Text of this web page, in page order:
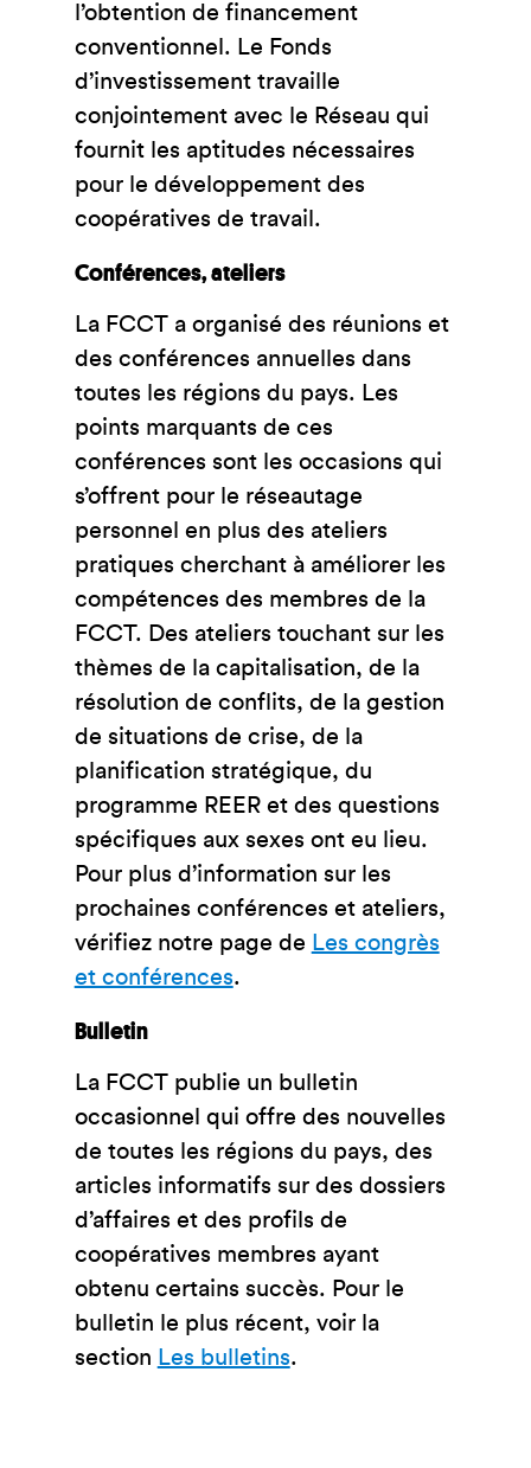
l’obtention de financement
conventionnel. Le Fonds
d’investissement travaille
conjointement avec le Réseau qui
fournit les aptitudes nécessaires
pour le développement des
coopératives de travail.
Conférences, ateliers
La FCCT a organisé des réunions et
des conférences annuelles dans
toutes les régions du pays. Les
points marquants de ces
conférences sont les occasions qui
s’offrent pour le réseautage
personnel en plus des ateliers
pratiques cherchant à améliorer les
compétences des membres de la
FCCT. Des ateliers touchant sur les
thèmes de la capitalisation, de la
résolution de conflits, de la gestion
de situations de crise, de la
planification stratégique, du
programme REER et des questions
spécifiques aux sexes ont eu lieu.
Pour plus d’information sur les
prochaines conférences et ateliers,
vérifiez notre page de Les congrès
et conférences.
Bulletin
La FCCT publie un bulletin
occasionnel qui offre des nouvelles
de toutes les régions du pays, des
articles informatifs sur des dossiers
d’affaires et des profils de
coopératives membres ayant
obtenu certains succès. Pour le
bulletin le plus récent, voir la
section Les bulletins.